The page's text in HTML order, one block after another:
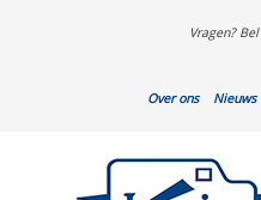
Vragen? Bel
Over ons Nieuws